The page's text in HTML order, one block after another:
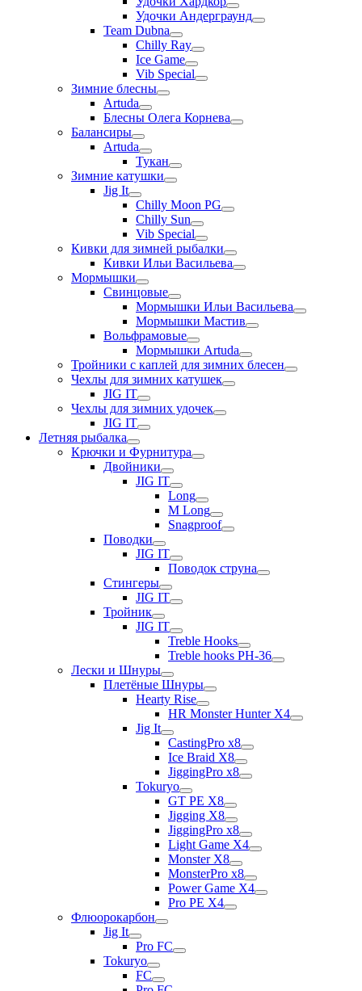
Удочки Андерграунд
Team Dubna
Chilly Ray
Ice Game
Vib Special
Зимние блесны
Artuda
Блесны Олега Корнева
Балансиры
Artuda
Тукан
Зимние катушки
Jig It
Chilly Moon PG
Chilly Sun
Vib Special
Кивки для зимней рыбалки
Кивки Ильи Васильева
Мормышки
Свинцовые
Мормышки Ильи Васильева
Мормышки Мастив
Вольфрамовые
Мормышки Artuda
Тройники с каплей для зимних блесен
Чехлы для зимних катушек
JIG IT
Чехлы для зимних удочек
JIG IT
Летняя рыбалка
Крючки и Фурнитура
Двойники
JIG IT
Long
M Long
Snagproof
Поводки
JIG IT
Поводок струна
Стингеры
JIG IT
Тройник
JIG IT
Treble Hooks
Treble hooks PH-36
Лески и Шнуры
Плетёные Шнуры
Hearty Rise
HR Monster Hunter X4
Jig It
CastingPro x8
Ice Braid X8
JiggingPro x8
Tokuryo
GT PE X8
Jigging X8
JiggingPro x8
Light Game X4
Monster X8
MonsterPro x8
Power Game X4
Pro PE X4
Флюорокарбон
Jig It
Pro FC
Tokuryo
FC